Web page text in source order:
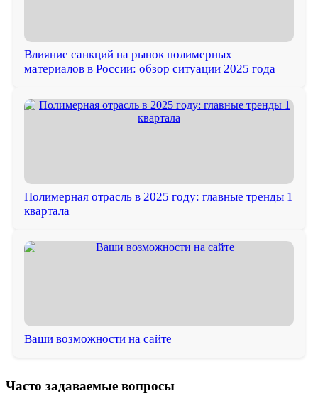
Влияние санкций на рынок полимерных
материалов в России: обзор ситуации 2025 года
Полимерная отрасль в 2025 году: главные тренды 1
квартала
Ваши возможности на сайте
Часто задаваемые вопросы